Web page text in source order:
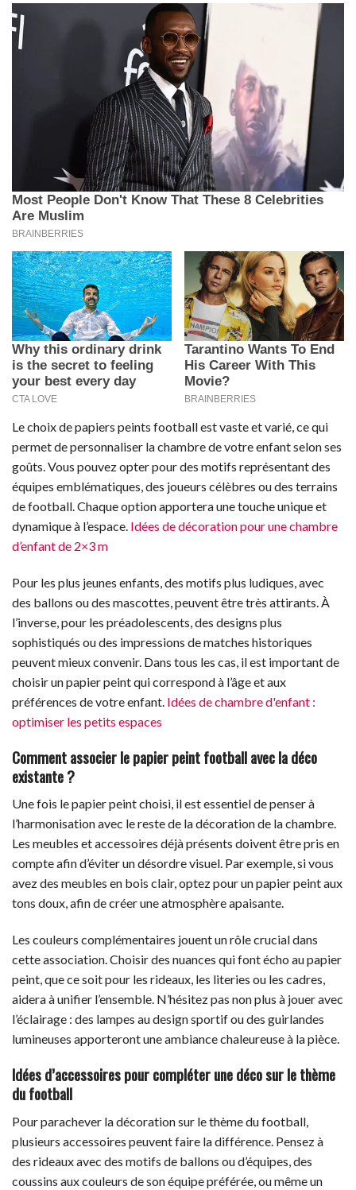
Le choix de papiers peints football est vaste et varié, ce qui
permet de personnaliser la chambre de votre enfant selon ses
goûts. Vous pouvez opter pour des motifs représentant des
équipes emblématiques, des joueurs célèbres ou des terrains
de football. Chaque option apportera une touche unique et
dynamique à l’espace. Idées de décoration pour une chambre
d’enfant de 2×3 m
Pour les plus jeunes enfants, des motifs plus ludiques, avec
des ballons ou des mascottes, peuvent être très attirants. À
l’inverse, pour les préadolescents, des designs plus
sophistiqués ou des impressions de matches historiques
peuvent mieux convenir. Dans tous les cas, il est important de
choisir un papier peint qui correspond à l’âge et aux
préférences de votre enfant. Idées de chambre d'enfant :
optimiser les petits espaces
Comment associer le papier peint football avec la déco
existante ?
Une fois le papier peint choisi, il est essentiel de penser à
l’harmonisation avec le reste de la décoration de la chambre.
Les meubles et accessoires déjà présents doivent être pris en
compte afin d’éviter un désordre visuel. Par exemple, si vous
avez des meubles en bois clair, optez pour un papier peint aux
tons doux, afin de créer une atmosphère apaisante.
Les couleurs complémentaires jouent un rôle crucial dans
cette association. Choisir des nuances qui font écho au papier
peint, que ce soit pour les rideaux, les literies ou les cadres,
aidera à unifier l’ensemble. N’hésitez pas non plus à jouer avec
l’éclairage : des lampes au design sportif ou des guirlandes
lumineuses apporteront une ambiance chaleureuse à la pièce.
Idées d’accessoires pour compléter une déco sur le thème
du football
Pour parachever la décoration sur le thème du football,
plusieurs accessoires peuvent faire la différence. Pensez à
des rideaux avec des motifs de ballons ou d’équipes, des
coussins aux couleurs de son équipe préférée, ou même un